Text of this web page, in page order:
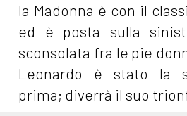
la Madonna è con il
ed è posta sulla
sconsolata fra le pie
Leonardo è stato la
prima; diverrà il suo